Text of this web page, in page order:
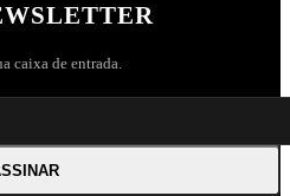
caixa de entrada.